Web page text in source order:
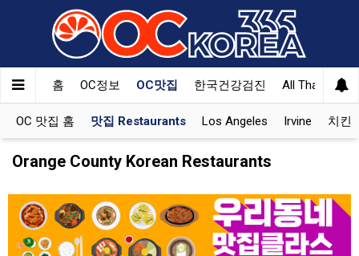
홈 OC정보 OC맛집 한국건강검진 All That Korea
OC 맛집 홈 맛집 Restaurants Los Angeles Irvine 치킨
Orange County Korean Restaurants